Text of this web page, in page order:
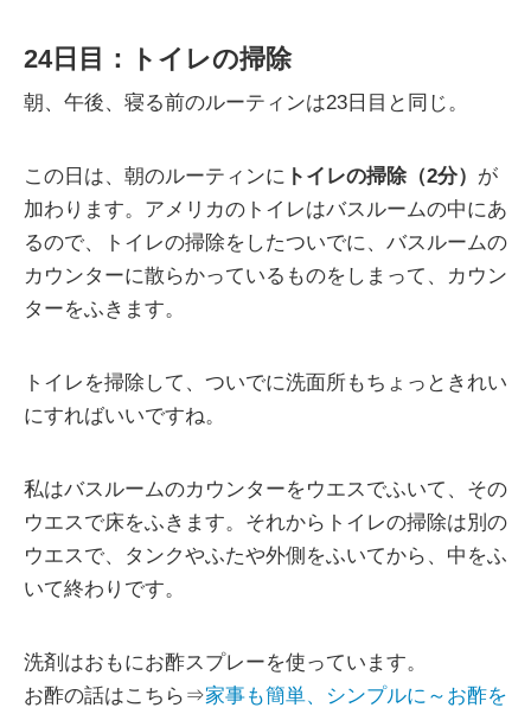
24日目：トイレの掃除
朝、午後、寝る前のルーティンは23日目と同じ。
この日は、朝のルーティンに トイレの掃除（2分） が
加わります。アメリカのトイレはバスルームの中にあ
るので、トイレの掃除をしたついでに、バスルームの
カウンターに散らかっているものをしまって、カウン
ターをふきます。
トイレを掃除して、ついでに洗面所もちょっときれい
にすればいいですね。
私はバスルームのカウンターをウエスでふいて、その
ウエスで床をふきます。それからトイレの掃除は別の
ウエスで、タンクやふたや外側をふいてから、中をふ
いて終わりです。
洗剤はおもにお酢スプレーを使っています。
お酢の話はこちら⇒家事も簡単、シンプルに～お酢を